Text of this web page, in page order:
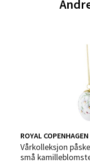
ROYAL COPENHAGEN
Vårkolleksjon påskeegg 2026 6 cm
små
Sortland -
Strangata 26,